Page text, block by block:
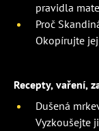
pravidla
Proč
Okopírujte
Recepty, vaření,
Dušená
Vyzkoušejte